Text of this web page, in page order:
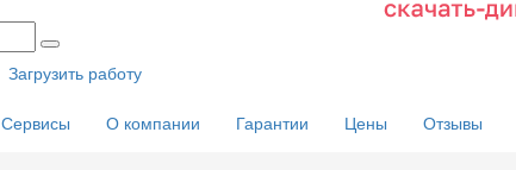
Загрузить работу
Сервисы О компании Гарантии Цены Отзывы